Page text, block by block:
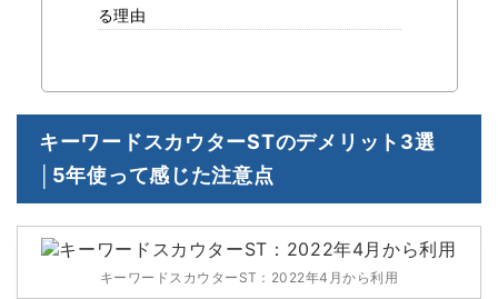
る理由
キーワードスカウターSTのデメリット3選
│5年使って感じた注意点
キーワードスカウターST：2022年4月から利用